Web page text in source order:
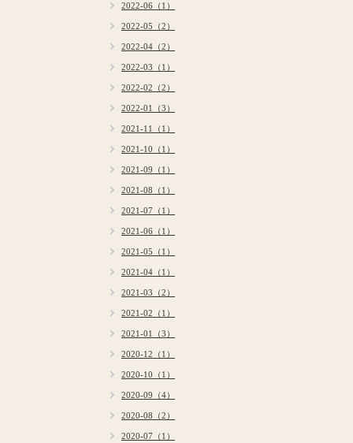
2022-06（1）
2022-05（2）
2022-04（2）
2022-03（1）
2022-02（2）
2022-01（3）
2021-11（1）
2021-10（1）
2021-09（1）
2021-08（1）
2021-07（1）
2021-06（1）
2021-05（1）
2021-04（1）
2021-03（2）
2021-02（1）
2021-01（3）
2020-12（1）
2020-10（1）
2020-09（4）
2020-08（2）
2020-07（1）